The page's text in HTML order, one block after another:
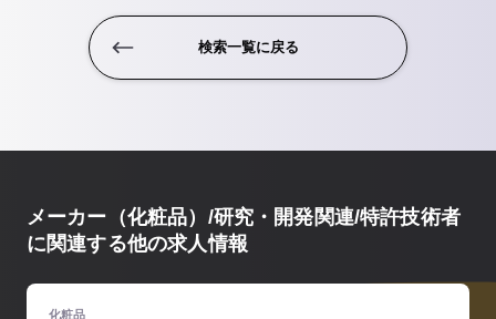
検索一覧に戻る
メーカー（化粧品）/研究・開発関連/特許技術者
に関連する他の求人情報